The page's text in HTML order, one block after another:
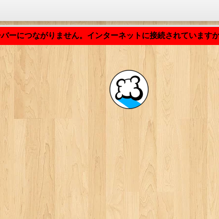
ーにつながりません。インターネットに接続されています
アプリケーションの読み込み中... ...